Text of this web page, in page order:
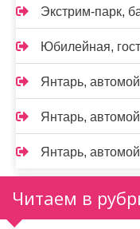
Экстрим-парк,
Юбилейная,
Янтарь,
Янтарь,
Янтарь,
Читаем в